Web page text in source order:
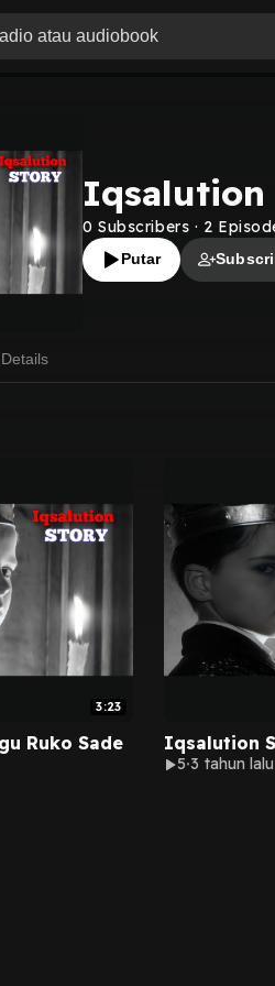
Iqsalution
0 Subscribers · 2
Putar
Details
3:23
Ruko Sade
5 3 tahun lalu